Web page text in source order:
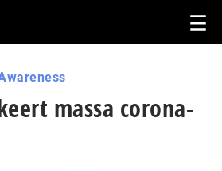
massa corona-